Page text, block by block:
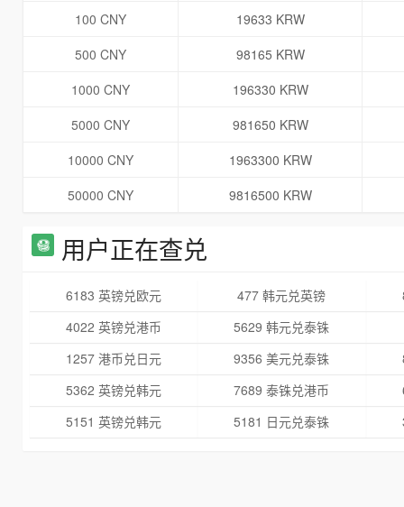
100 CNY
19633 KRW
500 CNY
98165 KRW
1000 CNY
196330 KRW
5000 CNY
981650 KRW
10000 CNY
1963300 KRW
50000 CNY
9816500 KRW
用户正在查兑
6183 英镑兑欧元 477 韩元兑英镑
4022 英镑兑港币
5629 韩元兑泰铢
1257 港币兑日元
9356 美元兑泰铢
5362 英镑兑韩元
7689 泰铢兑港币
5151 英镑兑韩元
5181 日元兑泰铢